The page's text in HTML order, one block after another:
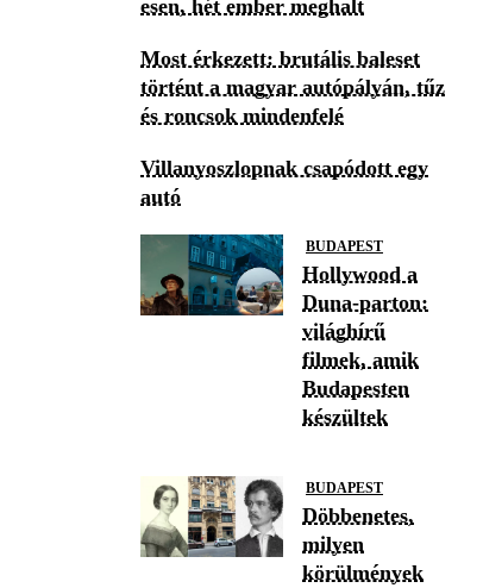
esen, hét ember meghalt
Most érkezett: brutális baleset
történt a magyar autópályán, tűz
és roncsok mindenfelé
Villanyoszlopnak csapódott egy
autó
BUDAPEST
Hollywood a
Duna-parton:
világhírű
filmek, amik
Budapesten
készültek
BUDAPEST
Döbbenetes,
milyen
körülmények